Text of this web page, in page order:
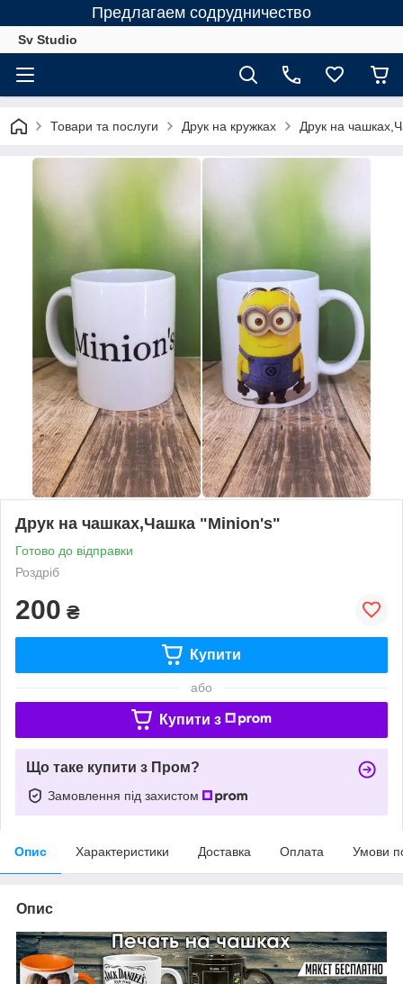
Предлагаем содрудничество
Sv Studio
Товари та послуги Друк на кружках Друк на
Друк на чашках,Чашка "Minion's"
Готово до відправки
Роздріб
200 ₴
Купити
або
Купити з
Що таке купити з Пром?
Замовлення під захистом
Опис Характеристики Доставка Оплата Умови
Опис